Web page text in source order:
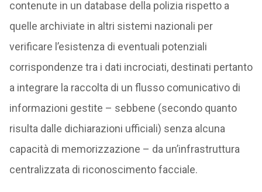
contenute in un database della polizia rispetto a
quelle archiviate in altri sistemi nazionali per
verificare l’esistenza di eventuali potenziali
corrispondenze tra i dati incrociati, destinati pertanto
a integrare la raccolta di un flusso comunicativo di
informazioni gestite – sebbene (secondo quanto
risulta dalle dichiarazioni ufficiali) senza alcuna
capacità di memorizzazione – da un’infrastruttura
centralizzata di riconoscimento facciale.